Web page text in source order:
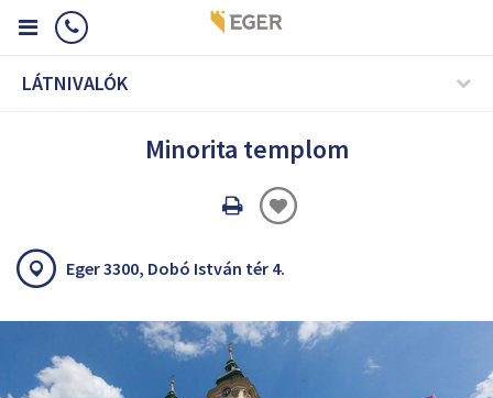
LÁTNIVALÓK
Minorita templom
Oldal
Eger 3300, Dobó István tér 4.